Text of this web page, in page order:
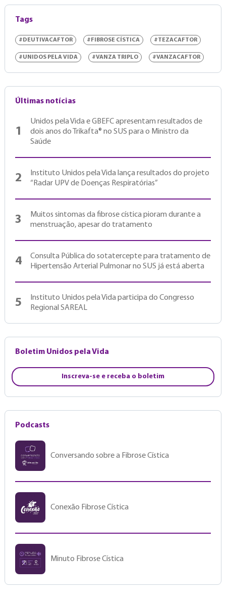
Tags
#DEUTIVACAFTOR #FIBROSE CÍSTICA #TEZACAFTOR
#UNIDOS PELA VIDA #VANZA TRIPLO #VANZACAFTOR
Últimas notícias
1
Unidos pela Vida e GBEFC apresentam resultados de
dois anos do Trikafta® no SUS para o Ministro da
Saúde
2
Instituto Unidos pela Vida lança resultados do projeto
“Radar UPV de Doenças Respiratórias”
3
Muitos sintomas da fibrose cística pioram durante a
menstruação, apesar do tratamento
4
Consulta Pública do sotatercepte para tratamento de
Hipertensão Arterial Pulmonar no SUS já está aberta
5
Instituto Unidos pela Vida participa do Congresso
Regional SAREAL
Boletim Unidos pela Vida
Inscreva-se e receba o boletim
Podcasts
Conversando sobre a Fibrose Cística
Conexão Fibrose Cística
Minuto Fibrose Cística